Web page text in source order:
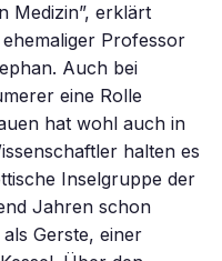
Medizin”, erklärt
Professor
Auch bei
eine Rolle
hat wohl auch in
halten es
Inselgruppe der
Jahren schon
Gerste, einer